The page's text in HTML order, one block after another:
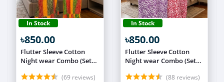
In Stock
৳850.00
Flutter Sleeve Cotton
Night wear Combo (Set
(69 reviews)
In Stock
৳850.00
Flutter Sleeve Cotton
Night wear Combo (Set
(88 reviews)